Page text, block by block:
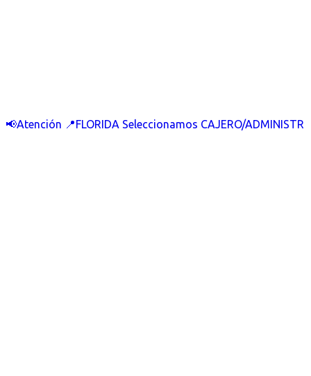
📢Atención 📍FLORIDA Seleccionamos CAJERO/ADMINISTR